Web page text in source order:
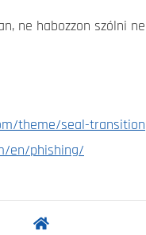
ne habozzon szólni
theme/seal-transition
en/phishing/